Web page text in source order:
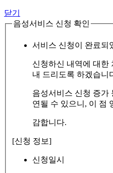
닫기
음성서비스 신청 확인
서비스 신청이 완료되
신청하신 내역에 대한
내 드리도록 하겠습니
음성서비스 신청 증가
연될 수 있으니, 이 점
감합니다.
[신청 정보]
신청일시